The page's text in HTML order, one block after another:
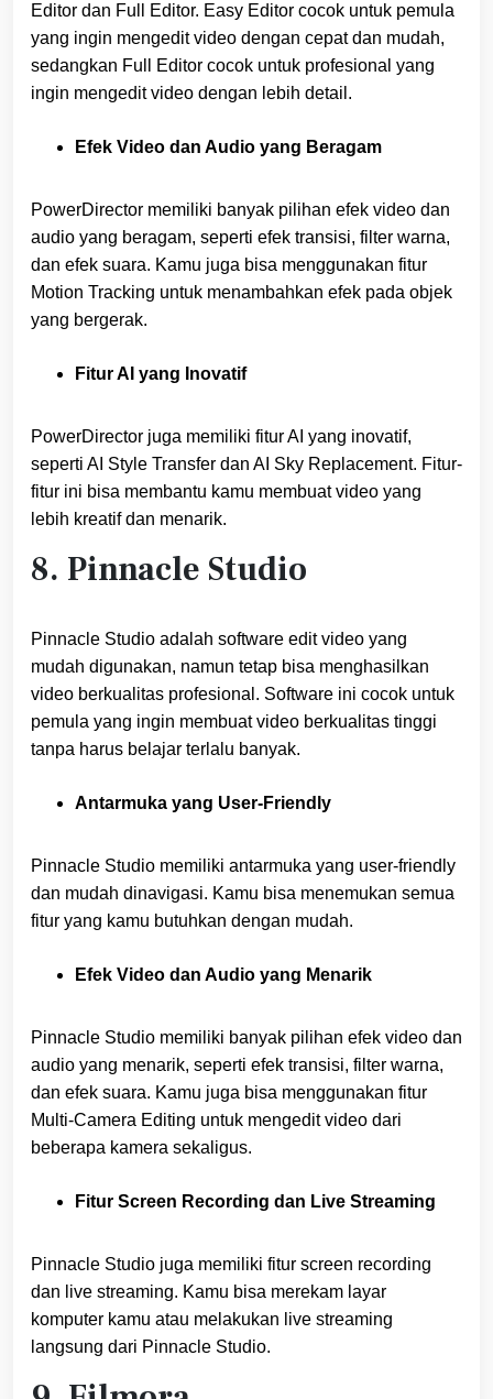
Editor dan Full Editor. Easy Editor cocok untuk pemula
yang ingin mengedit video dengan cepat dan mudah,
sedangkan Full Editor cocok untuk profesional yang
ingin mengedit video dengan lebih detail.
Efek Video dan Audio yang Beragam
PowerDirector memiliki banyak pilihan efek video dan
audio yang beragam, seperti efek transisi, filter warna,
dan efek suara. Kamu juga bisa menggunakan fitur
Motion Tracking untuk menambahkan efek pada objek
yang bergerak.
Fitur AI yang Inovatif
PowerDirector juga memiliki fitur AI yang inovatif,
seperti AI Style Transfer dan AI Sky Replacement. Fitur-
fitur ini bisa membantu kamu membuat video yang
lebih kreatif dan menarik.
8. Pinnacle Studio
Pinnacle Studio adalah software edit video yang
mudah digunakan, namun tetap bisa menghasilkan
video berkualitas profesional. Software ini cocok untuk
pemula yang ingin membuat video berkualitas tinggi
tanpa harus belajar terlalu banyak.
Antarmuka yang User-Friendly
Pinnacle Studio memiliki antarmuka yang user-friendly
dan mudah dinavigasi. Kamu bisa menemukan semua
fitur yang kamu butuhkan dengan mudah.
Efek Video dan Audio yang Menarik
Pinnacle Studio memiliki banyak pilihan efek video dan
audio yang menarik, seperti efek transisi, filter warna,
dan efek suara. Kamu juga bisa menggunakan fitur
Multi-Camera Editing untuk mengedit video dari
beberapa kamera sekaligus.
Fitur Screen Recording dan Live Streaming
Pinnacle Studio juga memiliki fitur screen recording
dan live streaming. Kamu bisa merekam layar
komputer kamu atau melakukan live streaming
langsung dari Pinnacle Studio.